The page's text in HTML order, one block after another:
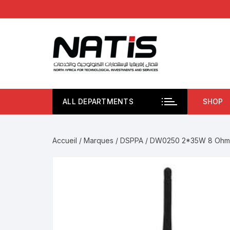
au
ALL DEPARTMENTS SHOP
Accueil / Marques / DSPPA / DW0250 2*35W 8